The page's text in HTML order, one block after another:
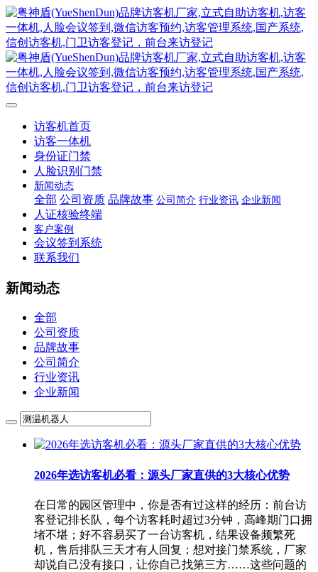
访客机首页
访客一体机
身份证门禁
人脸识别门禁
新闻动态
全部 公司资质 品牌故事 公司简介 行业资讯 企业新闻
人证核验终端
客户案例
会议签到系统
联系我们
新闻动态
全部
公司资质
品牌故事
公司简介
行业资讯
企业新闻
2026年选访客机必看：源头厂家直供的3大核心优势
在日常的园区管理中，你是否有过这样的经历：前台访
客登记排长队，每个访客耗时超过3分钟，高峰期门口拥
堵不堪；好不容易买了一台访客机，结果设备频繁死
机，售后排队三天才有人回复；想对接门禁系统，厂家
却说自己没有接口，让你自己找第三方……这些问题的